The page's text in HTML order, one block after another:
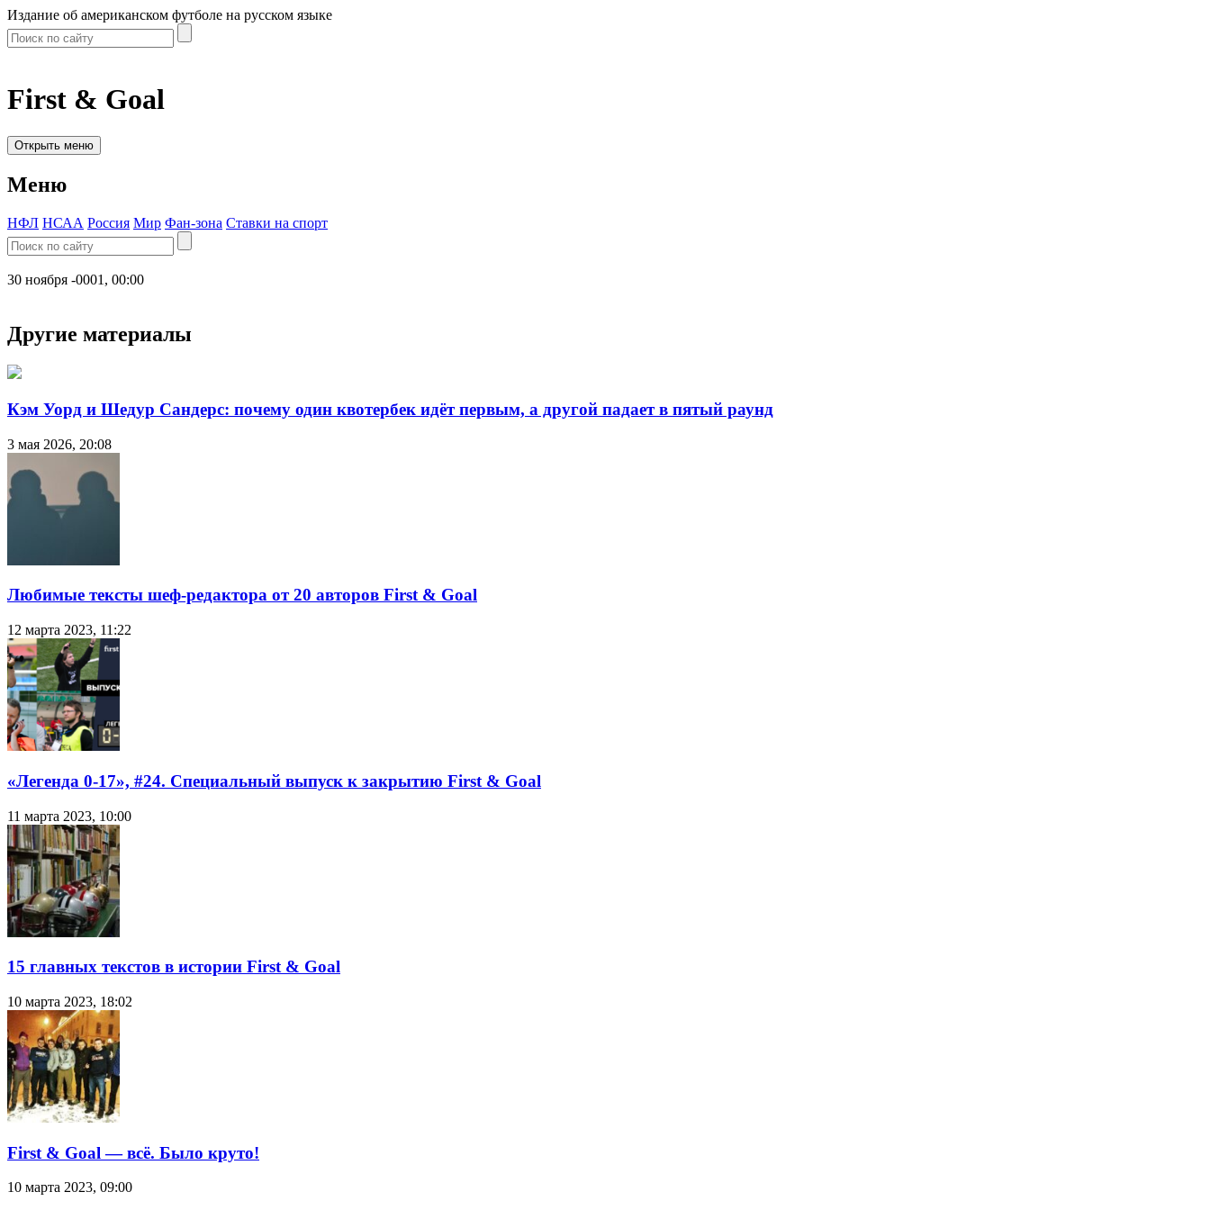
Издание об американском футболе на русском языке
First & Goal
Открыть меню
Меню
НФЛ НСАА Россия Мир Фан-зона Ставки на спорт
30 ноября -0001, 00:00
Другие материалы
Кэм Уорд и Шедур Сандерс: почему один квотербек идёт первым, а другой падает в пятый раунд
3 мая 2026, 20:08
Любимые тексты шеф-редактора от 20 авторов First & Goal
12 марта 2023, 11:22
«Легенда 0-17», #24. Специальный выпуск к закрытию First & Goal
11 марта 2023, 10:00
15 главных текстов в истории First & Goal
10 марта 2023, 18:02
First & Goal — всё. Было круто!
10 марта 2023, 09:00